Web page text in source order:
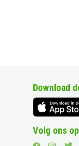
Download
Volg ons